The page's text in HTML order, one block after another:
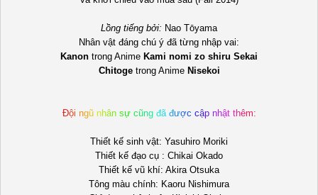
Lồng tiếng bởi: Nao Tōyama
Nhân vật đáng chú ý đã từng nhập vai:
Kanon trong Anime Kami nomi zo shiru Sekai
Chitogetrong Anime Nisekoi
Đội ngũ nhân sự cũng đã được cập nhật thêm:
Thiết kế sinh vật: Yasuhiro Moriki
Thiết kế đạo cụ : Chikai Okado
Thiết kế vũ khí: Akira Otsuka
Tông màu chính: Kaoru Nishimura